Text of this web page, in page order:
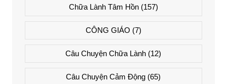
Chữa Lành Tâm Hồn(157)
CÔNG GIÁO (7)
Câu Chuyện Chữa Lành (12)
Câu Chuyện Cảm Động (65)